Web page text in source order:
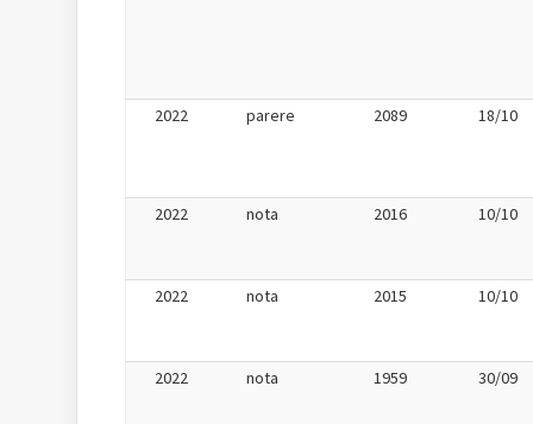
2022 parere 2089 18/10
2022 nota 2016 10/10
2022 nota 2015 10/10
2022 nota 1959 30/09